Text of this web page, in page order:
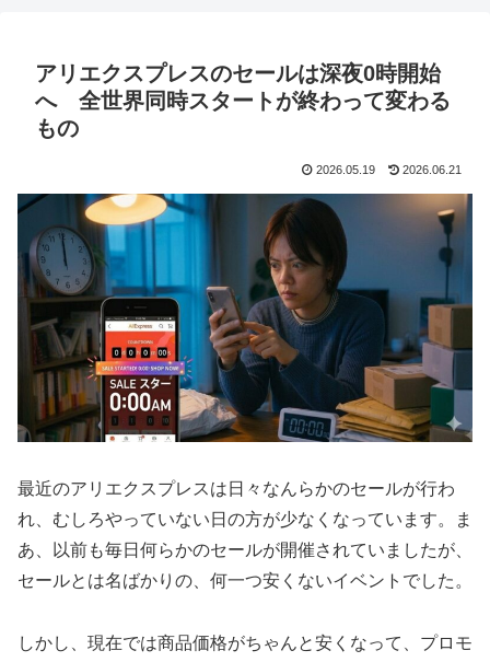
アリエクスプレスのセールは深夜0時開始
へ 全世界同時スタートが終わって変わる
もの
2026.05.19 2026.06.21
最近のアリエクスプレスは日々なんらかのセールが行わ
れ、むしろやっていない日の方が少なくなっています。ま
あ、以前も毎日何らかのセールが開催されていましたが、
セールとは名ばかりの、何一つ安くないイベントでした。
しかし、現在では商品価格がちゃんと安くなって、プロモ